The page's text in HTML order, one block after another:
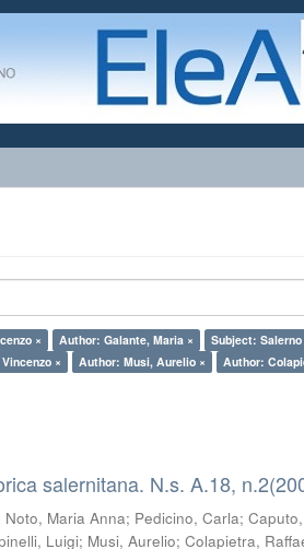
× Author: Galante, Maria × Subject: Salerno
×
Author: Musi, Aurelio × Author:
salernitana. N.s. A.18,
Noto, Maria Anna; Pedicino, Carla;
Luigi; Musi, Aurelio;Colapietra,